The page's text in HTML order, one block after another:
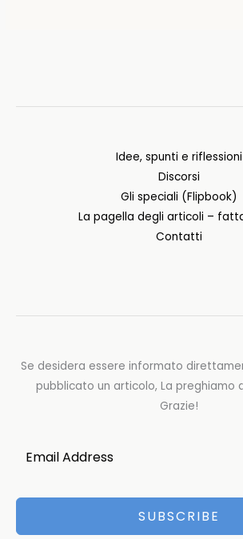
Idee, spunti e riflessioni
Discorsi
Gli speciali (Flipbook)
La pagella degli articoli – fatta
Contatti
Se desidera essere informato
pubblicato un articolo, La preghiamo
Grazie!
SUBSCRIBE